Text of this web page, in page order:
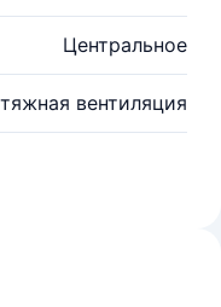
Центральное
вентиляция